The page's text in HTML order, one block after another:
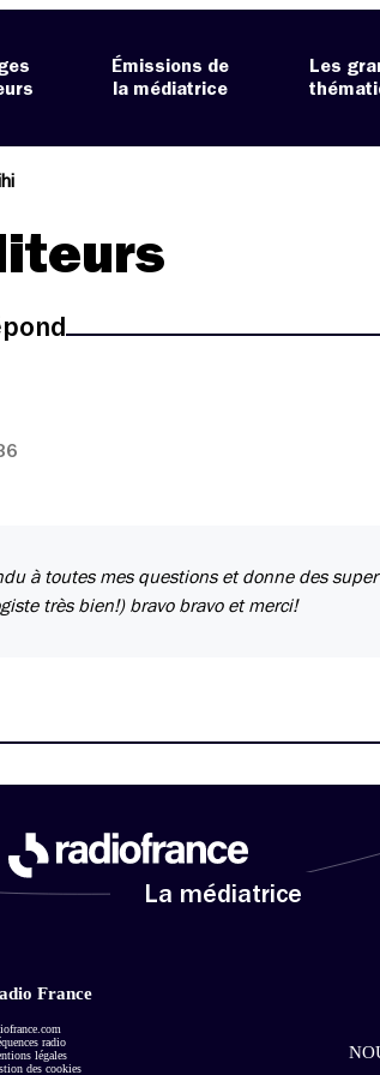
Émissions de
la médiatrice
Les
à toutes mes questions et donne des super
très bien!) bravo bravo et merci!
La médiatrice
France
radio
légales
des cookies